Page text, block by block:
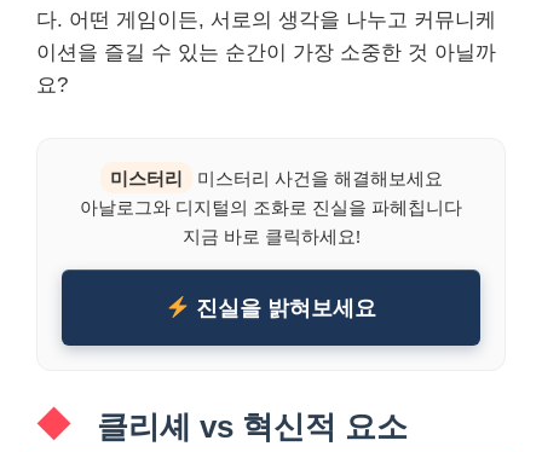
다. 어떤 게임이든, 서로의 생각을 나누고 커뮤니케
이션을 즐길 수 있는 순간이 가장 소중한 것 아닐까
요?
미스터리
미스터리 사건을 해결해보세요
아날로그와 디지털의 조화로 진실을 파헤칩니다
지금 바로 클릭하세요!
진실을 밝혀보세요
클리셰 vs 혁신적 요소